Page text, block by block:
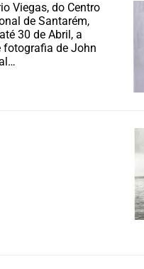
Viegas, do Centro
de Santarém,
30 de Abril, a
fotografia de John